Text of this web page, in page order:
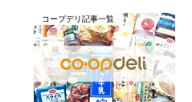
コープデリ記事一覧